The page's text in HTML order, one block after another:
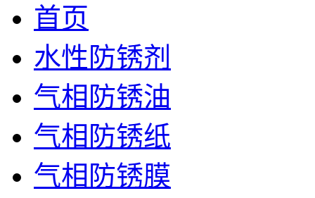
首页
水性防锈剂
气相防锈油
气相防锈纸
气相防锈膜